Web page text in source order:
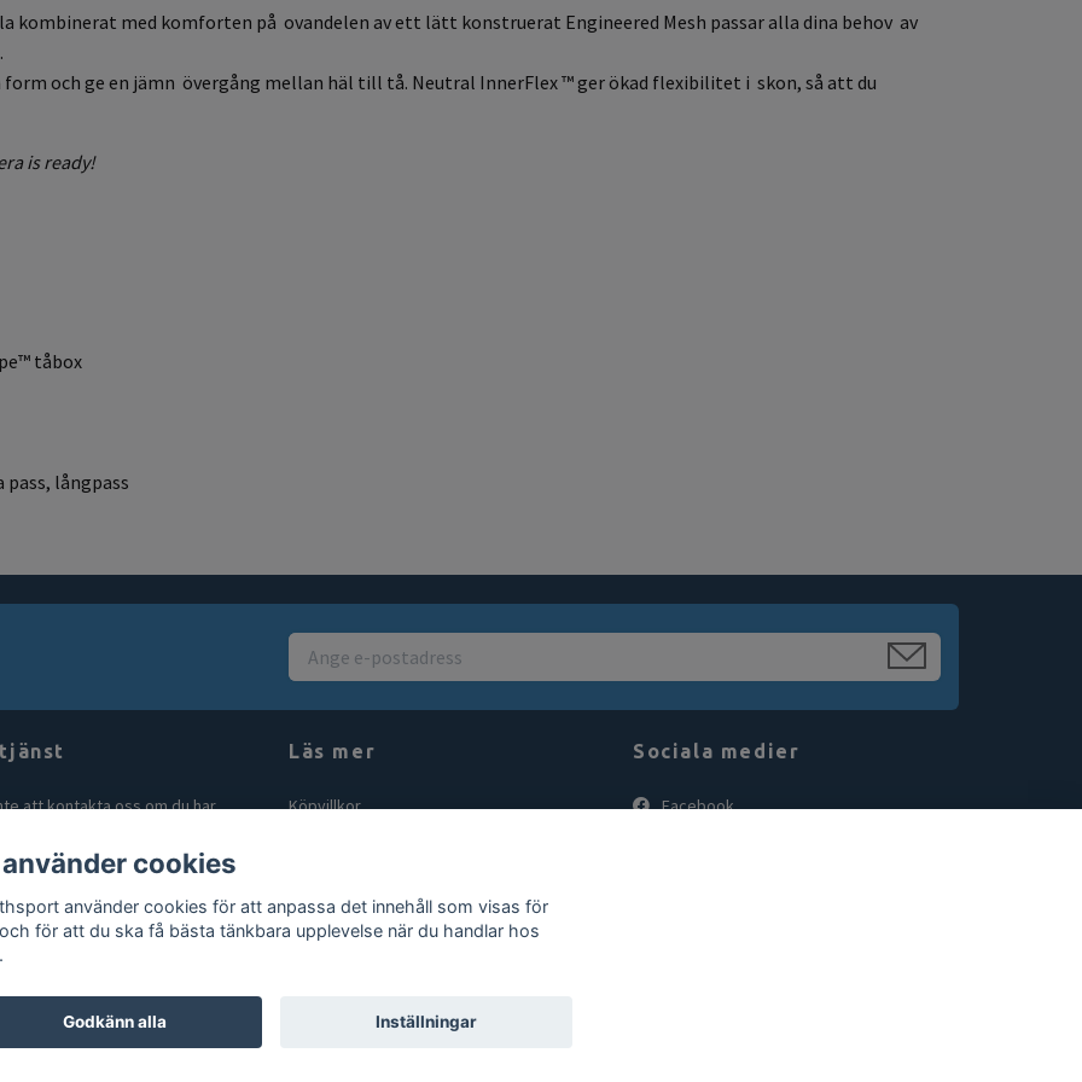
kombinerat med komforten på ovandelen av ett lätt konstruerat Engineered Mesh passar alla dina behov av
och ge en jämn övergång mellan häl till tå. Neutral InnerFlex ™ ger ökad flexibilitet i skon, så att du
is ready!
tåbox
långpass
att kontakta oss om du har
vi kan! Maila oss på
Läs mer
Köpvillkor
Gör en retur
Sociala medier
Facebook
cookies
använder cookies för att anpassa det innehåll som visas för
för att du ska få bästa tänkbara upplevelse när du handlar hos
Godkänn alla Inställningar